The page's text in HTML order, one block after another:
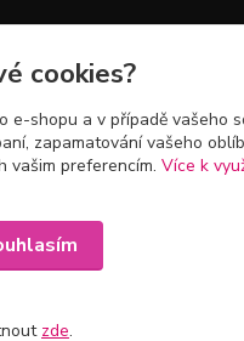
cookies?
e-shopu a v případě vašeho
zapamatování vašeho
vašim preferencím. Více k
zde.